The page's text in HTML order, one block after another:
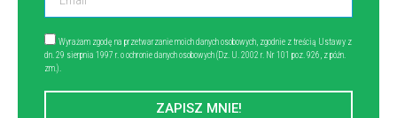
Wyrażam zgodę na przetwarzanie moich danych osobowych, zgodnie z treścią Ustawy z
dn. 29 sierpnia 1997 r. o ochronie danych osobowych (Dz. U. 2002 r. Nr 101 poz. 926, z późn.
zm.).
ZAPISZ MNIE!